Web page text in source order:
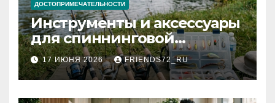
ДОСТОПРИМЕЧАТЕЛЬНОСТИ
Инструменты и аксессуары
для спиннинговой
рыбалки: назначение и
типы
17 ИЮНЯ 2026 FRIENDS72_RU